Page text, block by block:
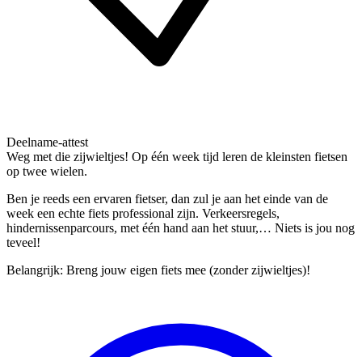
Deelname-attest
Weg met die zijwieltjes! Op één week tijd leren de kleinsten fietsen
op twee wielen.
Ben je reeds een ervaren fietser, dan zul je aan het einde van de
week een echte fiets professional zijn. Verkeersregels,
hindernissenparcours, met één hand aan het stuur,… Niets is jou nog
teveel!
Belangrijk: Breng jouw eigen fiets mee (zonder zijwieltjes)!